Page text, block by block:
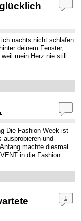
nachts nicht schlafen
deinem Fenster,
mein Herz nie still
Die Fashion Week ist
ausprobieren und
machte diesmal
in die Fashion …
1